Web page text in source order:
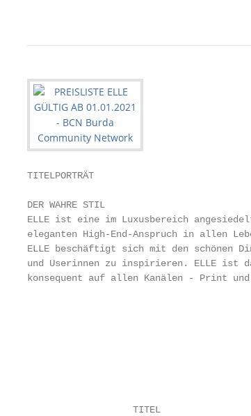
TITELPORTRÄT
DER WAHRE STIL
ELLE ist eine im Luxusbereich
eleganten High-End-Anspruch in allen
ELLE beschäftigt sich mit den schönen
und Userinnen zu inspirieren. ELLE ist
konsequent auf allen Kanälen - Print
                   TITEL